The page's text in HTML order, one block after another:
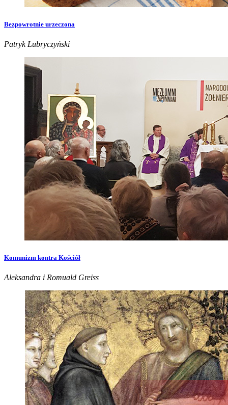
Bezpowrotnie urzeczona
Patryk Lubryczyński
Komunizm kontra Kościół
Aleksandra i Romuald Greiss